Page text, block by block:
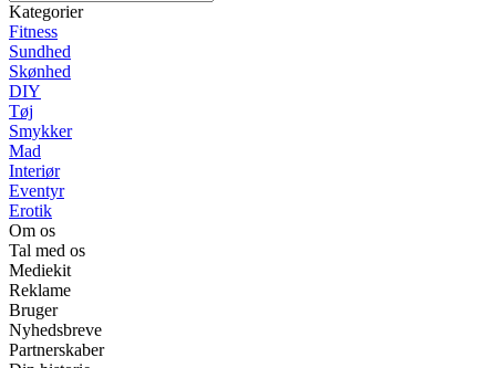
Kategorier
Fitness
Sundhed
Skønhed
DIY
Tøj
Smykker
Mad
Interiør
Eventyr
Erotik
Om os
Tal med os
Mediekit
Reklame
Bruger
Nyhedsbreve
Partnerskaber